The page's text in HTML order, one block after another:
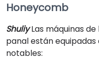
Honeycomb
ShuliyLas máquinas
panal están
notables: